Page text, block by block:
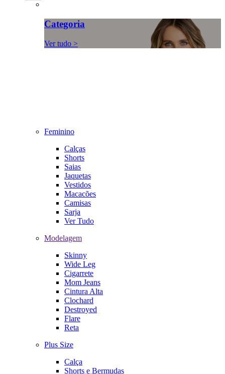
Categoria
Ver tudo >
Feminino
Calças
Shorts
Saias
Jaquetas
Vestidos
Macacões
Camisas
Sarja
Ver Tudo
Modelagem
Skinny
Wide Leg
Cigarrete
Mom Jeans
Cintura Alta
Clochard
Destroyed
Flare
Reta
Plus Size
Calça
Shorts e Bermudas